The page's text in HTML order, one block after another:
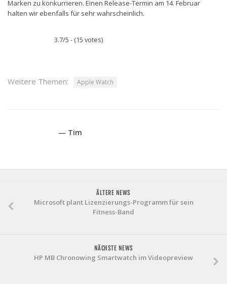
Marken zu konkurrieren. Einen Release-Termin am 14. Februar
halten wir ebenfalls für sehr wahrscheinlich.
3.7/5 - (15 votes)
Weitere Themen: Apple Watch
— Tim
ÄLTERE NEWS
Microsoft plant Lizenzierungs-Programm für sein
Fitness-Band
NÄCHSTE NEWS
HP MB Chronowing Smartwatch im Videopreview